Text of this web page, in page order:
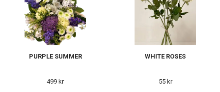
PURPLE SUMMER
499 kr
WHITE ROSES
55 kr